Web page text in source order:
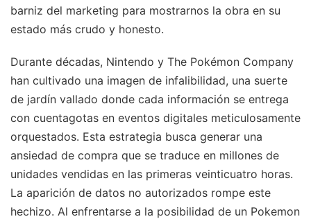
barniz del marketing para mostrarnos la obra en su
estado más crudo y honesto.
Durante décadas, Nintendo y The Pokémon Company
han cultivado una imagen de infalibilidad, una suerte
de jardín vallado donde cada información se entrega
con cuentagotas en eventos digitales meticulosamente
orquestados. Esta estrategia busca generar una
ansiedad de compra que se traduce en millones de
unidades vendidas en las primeras veinticuatro horas.
La aparición de datos no autorizados rompe este
hechizo. Al enfrentarse a la posibilidad de un Pokemon